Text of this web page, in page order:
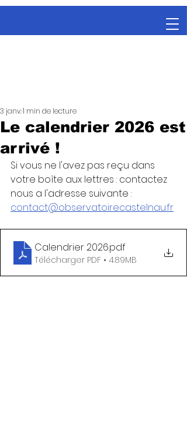
Le calendrier 2026 est
arrivé !
3 janv.1 min de lecture
Si vous ne l'avez pas reçu dans
votre boîte aux lettres : contactez
nous a l'adresse suivante :
contact@observatoirecastelnau.fr
Calendrier 2026.pdf
Télécharger PDF • 4.89MB